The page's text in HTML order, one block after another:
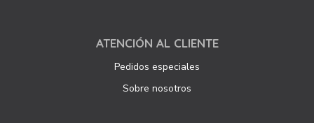
ATENCIÓN AL CLIENTE
Pedidos especiales
Sobre nosotros